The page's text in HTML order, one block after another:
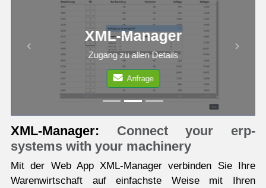
XML-Manager
Zugang zu allen Details
Anfrage
Previous Next
XML-Manager: Connect your erp-
systems with your machinery
Mit der Web App XML-Manager verbinden Sie Ihre
Warenwirtschaft auf einfachste Weise mit Ihren